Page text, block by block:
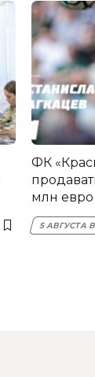
ФК
млн евро
5 АВГУСТА В